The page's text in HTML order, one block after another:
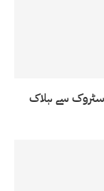
سٹروک سے ہلاک